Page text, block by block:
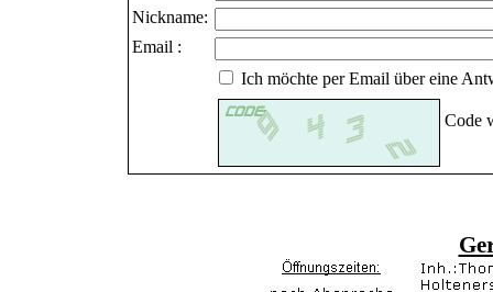
Nickname:
Email :
Ich möchte per Email über eine
Code